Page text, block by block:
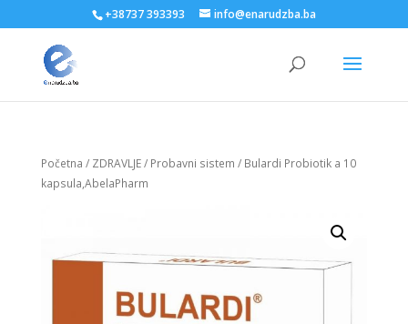
+38737 393393 info@enarudzba.ba
Početna / ZDRAVLJE/ Probavni sistem / Bulardi Probiotik a 10
kapsula,AbelaPharm